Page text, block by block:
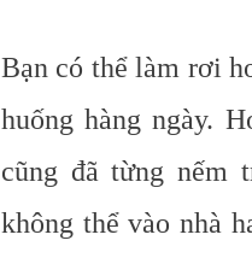
Bạn có thể làm rơi
huống hàng ngày.
cũng đã từng nếm
không thể vào nhà